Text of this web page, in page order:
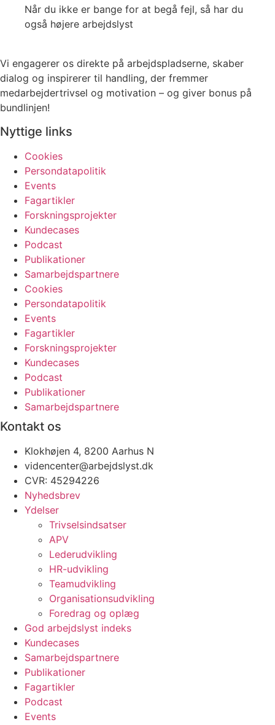
Når du ikke er bange for at begå fejl, så har du
også højere arbejdslyst
Vi engagerer os direkte på arbejdspladserne, skaber
dialog og inspirerer til handling, der fremmer
medarbejdertrivsel og motivation – og giver bonus på
bundlinjen!
Nyttige links
Cookies
Persondatapolitik
Events
Fagartikler
Forskningsprojekter
Kundecases
Podcast
Publikationer
Samarbejdspartnere
Cookies
Persondatapolitik
Events
Fagartikler
Forskningsprojekter
Kundecases
Podcast
Publikationer
Samarbejdspartnere
Kontakt os
Klokhøjen 4, 8200 Aarhus N
videncenter@arbejdslyst.dk
CVR: 45294226
Nyhedsbrev
Ydelser
Trivselsindsatser
APV
Lederudvikling
HR-udvikling
Teamudvikling
Organisationsudvikling
Foredrag og oplæg
God arbejdslyst indeks
Kundecases
Samarbejdspartnere
Publikationer
Fagartikler
Podcast
Events